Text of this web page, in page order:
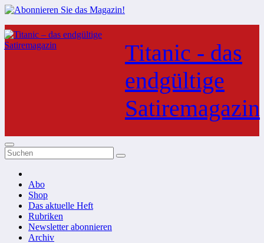
Zum
Inhalt
springen
Titanic - das
endgültige
Satiremagazin
Abo
Shop
Das aktuelle Heft
Rubriken
Newsletter abonnieren
Archiv